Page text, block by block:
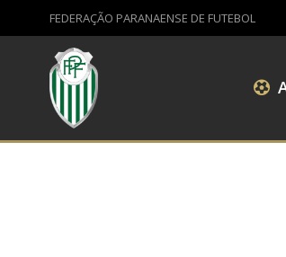
FEDERAÇÃO PARANAENSE DE FUTEBOL